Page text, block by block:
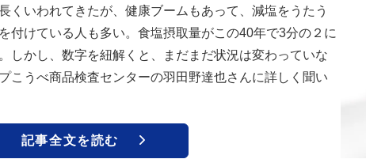
くいわれてきたが、健康ブームもあって、減塩をうたう
付けている人も多い。食塩摂取量がこの40年で3分の２に
しかし、数字を紐解くと、まだまだ状況は変わっていな
こうべ商品検査センターの羽田野達也さんに詳しく聞い
記事全文を読む